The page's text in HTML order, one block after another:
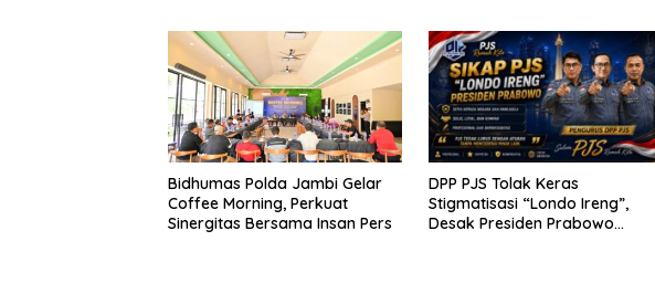
Bidhumas Polda Jambi Gelar
Coffee Morning, Perkuat
Sinergitas Bersama Insan Pers
DPP PJS Tolak Keras
Stigmatisasi “Londo Ireng”,
Desak Presiden Prabowo